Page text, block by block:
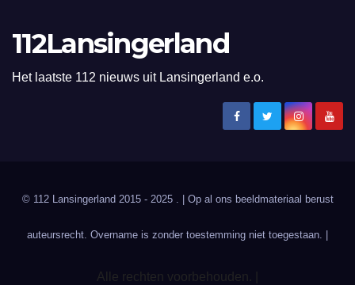
112Lansingerland
Het laatste 112 nieuws uit Lansingerland e.o.
© 112 Lansingerland 2015 - 2025 . | Op al ons beeldmateriaal berust
auteursrecht. Overname is zonder toestemming niet toegestaan. |
Alle rechten voorbehouden. |